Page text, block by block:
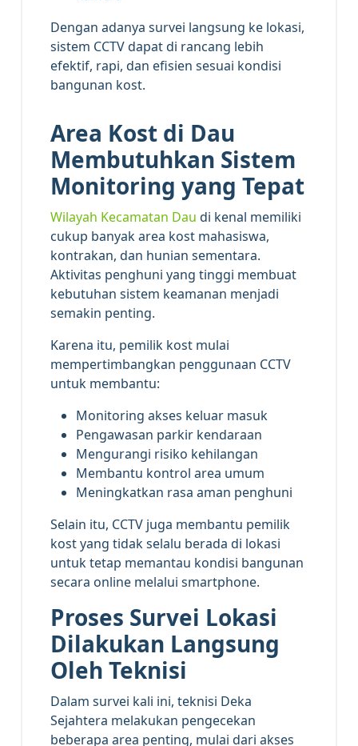
Dengan adanya survei langsung ke lokasi,
sistem CCTV dapat di rancang lebih
efektif, rapi, dan efisien sesuai kondisi
bangunan kost.
Area Kost di Dau
Membutuhkan Sistem
Monitoring yang Tepat
Wilayah Kecamatan Dau di kenal memiliki
cukup banyak area kost mahasiswa,
kontrakan, dan hunian sementara.
Aktivitas penghuni yang tinggi membuat
kebutuhan sistem keamanan menjadi
semakin penting.
Karena itu, pemilik kost mulai
mempertimbangkan penggunaan CCTV
untuk membantu:
Monitoring akses keluar masuk
Pengawasan parkir kendaraan
Mengurangi risiko kehilangan
Membantu kontrol area umum
Meningkatkan rasa aman penghuni
Selain itu, CCTV juga membantu pemilik
kost yang tidak selalu berada di lokasi
untuk tetap memantau kondisi bangunan
secara online melalui smartphone.
Proses Survei Lokasi
Dilakukan Langsung
Oleh Teknisi
Dalam survei kali ini, teknisi Deka
Sejahtera melakukan pengecekan
beberapa area penting, mulai dari akses